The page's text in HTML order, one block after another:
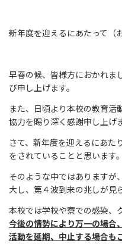
新年度を迎えるにあたって（
早春の候、皆様方におかれま
び申し上げます。
また、日頃より本校の教育活
協力を賜り深く感謝申し上げま
さて、新年度を迎えるにあた
をされていることと思います。
そのような中ではありますが
大し、第４波到来の兆しが見
本校では学校や寮での感染、
今後の情勢により万一の場合
活動を延期、中止する場合も